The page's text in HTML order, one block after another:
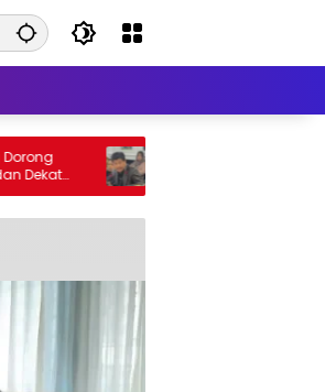
DPRD Sumedang Fix-in Aturan
2026, Ini Isinya